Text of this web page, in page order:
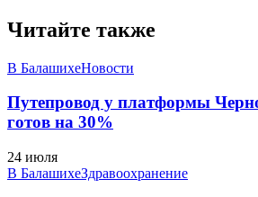
Читайте также
В БалашихеНовости
Путепровод у платформы
готов на 30%
24 июля
В БалашихеЗдравоохранение